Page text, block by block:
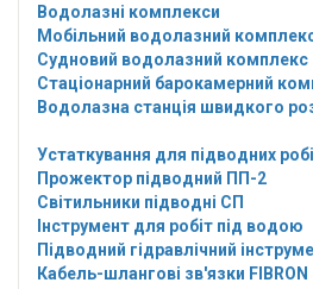
Водолазні комплекси
Мобільний водолазний
Судновий водолазний комплекс
Стаціонарний барокамерний
Водолазна станція швидкого
Устаткування для підводних
Прожектор підводний ПП-2
Світильники підводні СП
Інструмент для робіт під водою
Підводний гідравлічний
Кабель-шлангові зв'язки FIBRON